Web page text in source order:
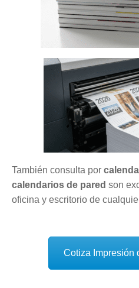
También consulta por
calendarios de pared son
oficina y escritorio de
Cotiza Impresión